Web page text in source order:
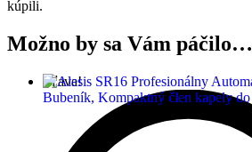
kúpili.
Možno by sa Vám páčilo…
Zľava!